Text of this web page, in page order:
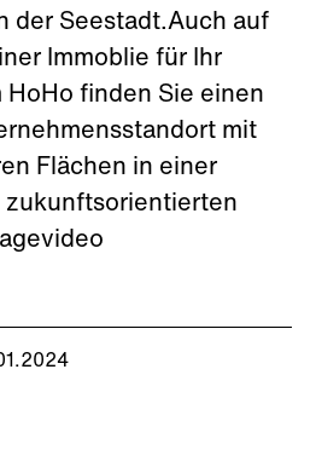
der Seestadt.Auch auf
Immoblie für Ihr
HoHo finden Sie einen
mit
Flächen in einer
zukunftsorientierten